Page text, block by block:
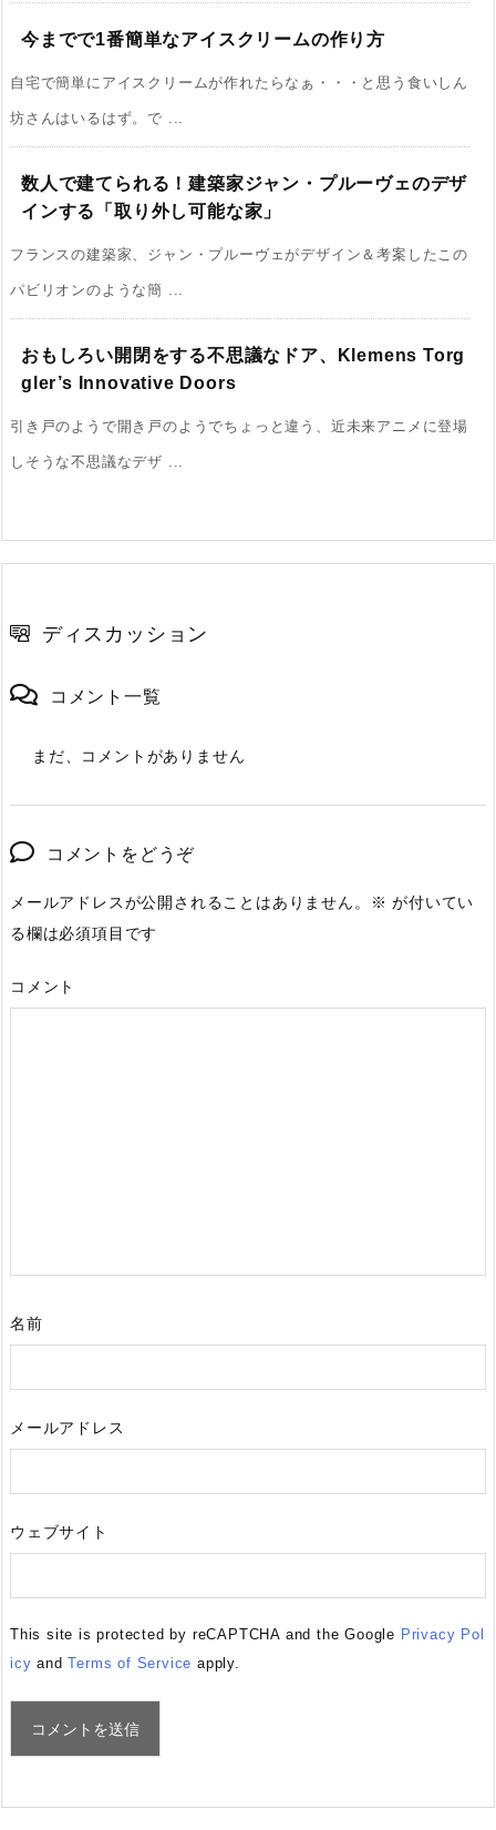
今までで1番簡単なアイスクリームの作り方
自宅で簡単にアイスクリームが作れたらなぁ・・・と思う食いしん
坊さんはいるはず。で ...
数人で建てられる！建築家ジャン・プルーヴェのデザ
インする「取り外し可能な家」
フランスの建築家、ジャン・プルーヴェがデザイン＆考案したこの
パビリオンのような簡 ...
おもしろい開閉をする不思議なドア、Klemens Torg
gler’s Innovative Doors
引き戸のようで開き戸のようでちょっと違う、近未来アニメに登場
しそうな不思議なデザ ...
ディスカッション
コメント一覧
まだ、コメントがありません
コメントをどうぞ
メールアドレスが公開されることはありません。 ※ が付いてい
る欄は必須項目です
コメント
名前
メールアドレス
ウェブサイト
This site is protected by reCAPTCHA and the Google Privacy Pol
icy andTerms of Service apply.